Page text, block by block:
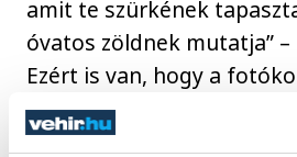
amit te szürkének
óvatos zöldnek mutatja” –
Ezért is van, hogy a
élénkebb színe van az
a valóságban, de persze